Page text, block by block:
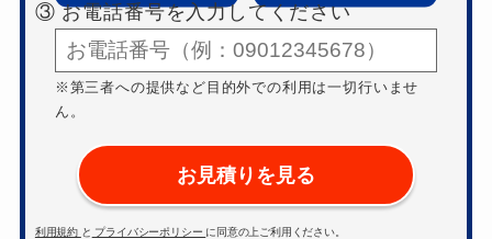
③ お電話番号を入力してください
※第三者への提供など目的外での利用は一切行いませ
ん。
お見積りを見る
利用規約 と プライバシーポリシー に同意の上ご利用ください。